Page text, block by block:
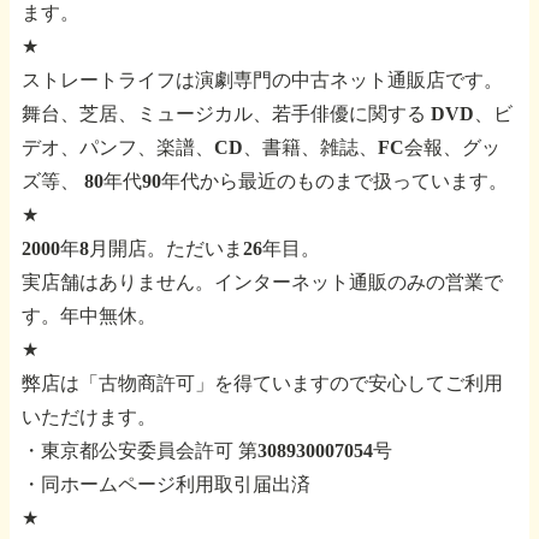
ます。
★
ストレートライフは演劇専門の中古ネット通販店です。
舞台、芝居、ミュージカル、若手俳優に関する DVD、ビ
デオ、パンフ、楽譜、CD、書籍、雑誌、FC会報、グッ
ズ等、
80年代90年代から最近のものまで扱っています。
★
2000年8月開店。ただいま26年目。
実店舗はありません。インターネット通販のみの営業で
す。年中無休。
★
弊店は「古物商許可」を得ていますので安心してご利用
いただけます。
・東京都公安委員会許可 第308930007054号
・同ホームページ利用取引届出済
★